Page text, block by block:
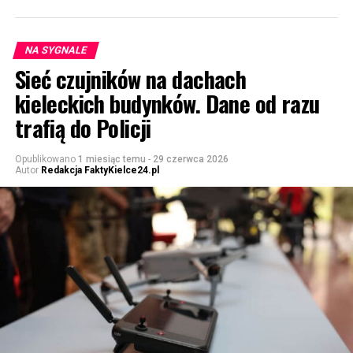
NA SYGNALE
Sieć czujników na dachach
kieleckich budynków. Dane od razu
trafią do Policji
Opublikowano 1 miesiąc temu - 29 czerwca 2026
Autor Redakcja FaktyKielce24.pl